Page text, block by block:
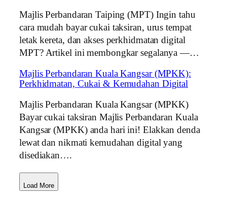
Majlis Perbandaran Taiping (MPT) Ingin tahu
cara mudah bayar cukai taksiran, urus tempat
letak kereta, dan akses perkhidmatan digital
MPT? Artikel ini membongkar segalanya —…
Majlis Perbandaran Kuala Kangsar (MPKK):
Perkhidmatan, Cukai & Kemudahan Digital
Majlis Perbandaran Kuala Kangsar (MPKK)
Bayar cukai taksiran Majlis Perbandaran Kuala
Kangsar (MPKK) anda hari ini! Elakkan denda
lewat dan nikmati kemudahan digital yang
disediakan….
Load More